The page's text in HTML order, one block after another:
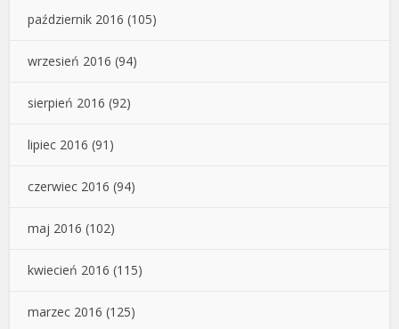
październik 2016 (105)
wrzesień 2016 (94)
sierpień 2016 (92)
lipiec 2016 (91)
czerwiec 2016 (94)
maj 2016 (102)
kwiecień 2016 (115)
marzec 2016 (125)